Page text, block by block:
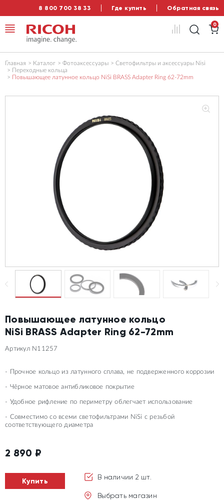
8 800 700 38 33 Где купить Обратная связь
0
Главная Каталог Фотоаксессуары
Светофильтры и аксессуары Nisi
Переходные кольца
Повышающее латунное кольцо NiSi BRASS Adapter Ring 62-72mm
Повышающее латунное кольцо
NiSi BRASS Adapter Ring 62-72mm
Артикул N11257
- Прочное кольцо из латунного сплава, не подверженного коррозии
- Чёрное матовое антибликовое покрытие
- Удобное рифление по периметру облегчает использование
- Совместимо со всеми светофильтрами NiSi с резьбой
соответствующего диаметра
2 890 ₽
Купить В наличии 2 шт.
Выбрать магазин